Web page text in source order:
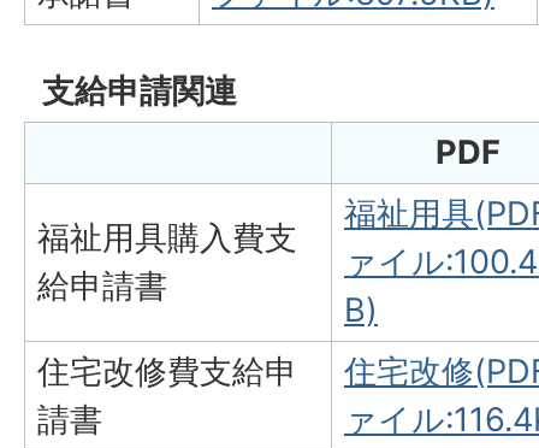
支給申請関連
PDF
福祉用具購入費支
給申請書
福祉用具
ァイル
B)
住宅改修費支給申
請書
住宅改修
ァイル